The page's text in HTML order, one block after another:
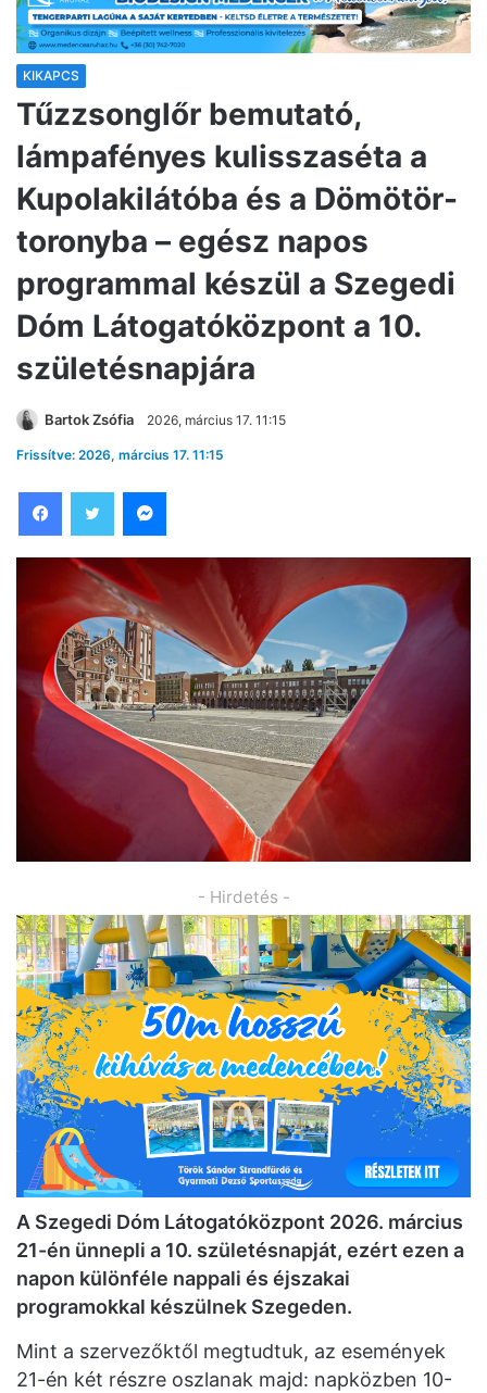
KIKAPCS
Tűzzsonglőr bemutató,
lámpafényes kulisszaséta a
Kupolakilátóba és a Dömötör-
toronyba – egész napos
programmal készül a Szegedi
Dóm Látogatóközpont a 10.
születésnapjára
Bartok Zsófia 2026, március 17. 11:15
Frissítve: 2026, március 17. 11:15
- Hirdetés -
A Szegedi Dóm Látogatóközpont 2026. március
21-én ünnepli a 10. születésnapját, ezért ezen a
napon különféle nappali és éjszakai
programokkal készülnek Szegeden.
Mint a szervezőktől megtudtuk, az események
21-én két részre oszlanak majd: napközben 10-